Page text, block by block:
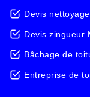
Devis
Devis zingueur
Bâchage de
Entreprise de